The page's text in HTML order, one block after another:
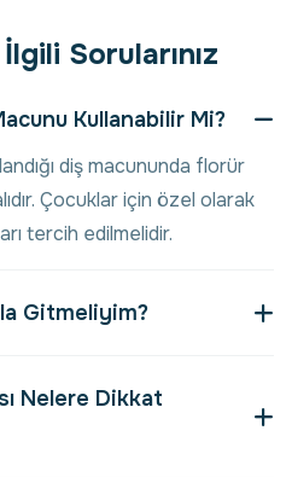
İlgili Sorularınız
Kullanabilir Mi?
diş macununda florür
Çocuklar için özel olarak
tercih edilmelidir.
Gitmeliyim?
Nelere Dikkat